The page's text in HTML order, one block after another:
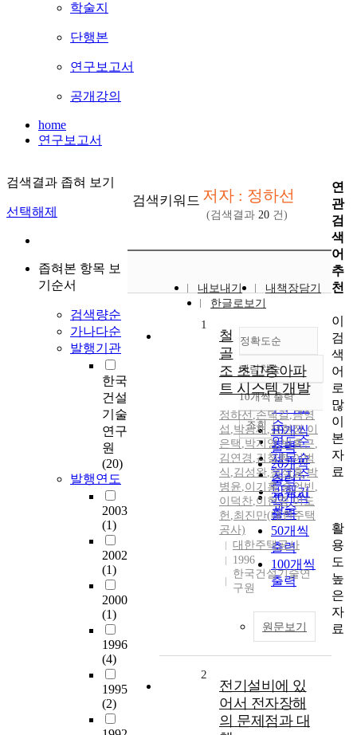
학술지
단행본
연구보고서
공개강의
home
연구보고서
검색결과 좁혀 보기
선택해제
좁혀본 항목 보
기순서
검색량순
가나다순
발행기관
한국
건설
기술
연구
원
(20)
발행연도
2003
(1)
2002
(1)
2000
(1)
1996
(4)
1995
(2)
검색키워드 저자 : 정하선
(검색결과 20 건)
내보내기
내책장담기
한글로보기
정확도순
정확도
순
인기도
순
연도순
제목순
저자순
발행기
관순
내림차순
내림차순
10개씩 출력
10개씩
출력
20개씩
출력
30개씩
출력
50개씩
출력
100개씩
출력
조회
1
철
골
조 초고층아파
트 시스템 개발
정하선,손덕길,금영
섭 ,박광재 ,정현정,이
은택 ,박지영,박홍근,
김연경 ,김철환,이범
식 ,김성완,송석홍,박
병윤,이기홍,송언빈 ,
이덕찬,이현중,이도
헌 ,최진만(대한주택
공사)
대한주택공사
1996
한국건설기술연
구원
원문보기
2
전기설비에 있
어서 전자장해
의 문제점과 대
연
관
검
색
어
추
천
이
검
색
어
로
많
이
본
자
료
활
용
도
높
은
자
료